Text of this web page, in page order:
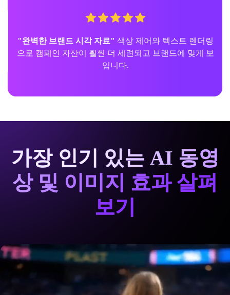
"사실적인 AI 캐릭터"캐릭터 일관성이 눈에 띄게 강화
되었으며, 특히 같은 주제로 여러 이미지가 필요할 때
그렇습니다.
가장 인기 있는 AI 동영
상 및 이미지 효과 살펴
보기